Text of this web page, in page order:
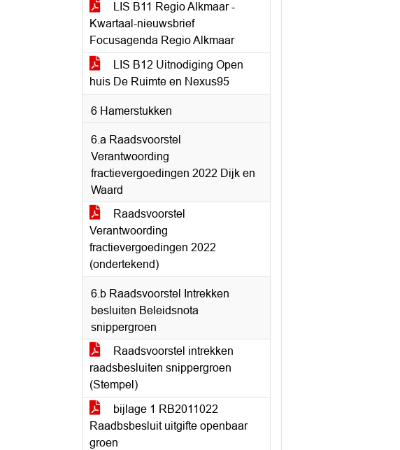
LIS B11 Regio Alkmaar -
Kwartaal-nieuwsbrief
Focusagenda Regio Alkmaar
LIS B12 Uitnodiging Open
huis De Ruimte en Nexus95
6 Hamerstukken
6.a Raadsvoorstel
Verantwoording
fractievergoedingen 2022 Dijk en
Waard
Raadsvoorstel
Verantwoording
fractievergoedingen 2022
(ondertekend)
6.b Raadsvoorstel Intrekken
besluiten Beleidsnota
snippergroen
Raadsvoorstel intrekken
raadsbesluiten snippergroen
(Stempel)
bijlage 1 RB2011022
Raadbsbesluit uitgifte openbaar
groen